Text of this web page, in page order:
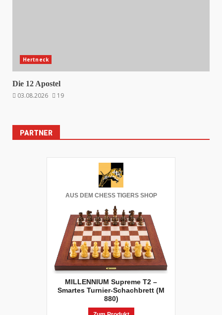
Hertneck
Die 12 Apostel
03.08.2026
19
PARTNER
AUS DEM CHESS TIGERS SHOP
MILLENNIUM Supreme T2 –
Smartes Turnier-Schachbrett (M
880)